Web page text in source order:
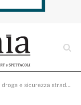
sotto la lente delle Forze dell’Ordine